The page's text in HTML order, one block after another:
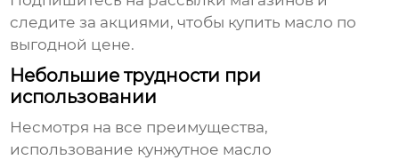
следите за акциями, чтобы купить масло по
выгодной цене.
Небольшие трудности при
использовании
Несмотря на все преимущества,
использование кунжутное масло